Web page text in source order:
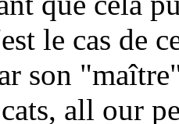
le cas de
son
all our